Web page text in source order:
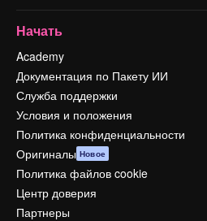
Начать
Academy
Документация по Пакету ИИ
Служба поддержки
Условия и положения
Политика конфиденциальности
Оригиналы Новое
Политика файлов cookie
Центр доверия
Партнеры